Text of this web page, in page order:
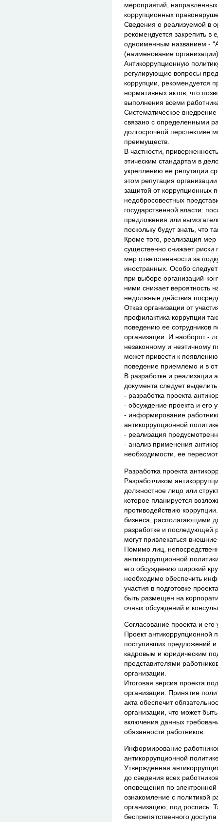
мероприятий,
коррупционных
Сведения о реализуемой в
рекомендуется закрепить
одноименным названием -
(наименование
Антикоррупционную
регулирующие вопросы
коррупции, рекомендуется
нормативных актов, что
выполнения всеми
Систематическое
связано с определенными
долгосрочной перспективе
преимуществ.
В частности,
этическим стандартам в
укреплению ее репутации
этом репутация
защитой от коррупционных
недобросовестных
государственной власти:
предложения или
поскольку будут знать, что
Кроме того, реализация
существенно снижает
мер ответственности за
иностранных. Особо
при выборе организаций-
ними снижает вероятность
недолжные действия
Отказ организации от
профилактика коррупции
поведению ее сотрудников
организации. И наоборот -
незаконному и неэтичному
может привести к
поведение приемлемо и в
В разработке и реализации
документа следует
- разработка проекта
- обсуждение проекта и его
- информирование
антикоррупционной
- реализация
- анализ применения
необходимости, ее
Разработка проекта
Разработчиком
должностное лицо или
которое планируется
противодействию
бизнеса, располагающими
разработке и последующей
могут привлекаться
Помимо лиц,
антикоррупционной
его обсуждению широкий
необходимо обеспечить
участия в подготовке
быть размещен на
очных обсуждений и
Согласование проекта и его
Проект антикоррупционной
поступивших предложений и
кадровым и юридическим
представителями
организации.
Итоговая версия проекта
организации. Принятие
акта обеспечит
организации, что может
включения данных
обязанности работников.
Информирование
антикоррупционной
Утвержденная
до сведения всех
оповещения по электронной
ознакомление с политикой
организацию, под роспись.
беспрепятственного